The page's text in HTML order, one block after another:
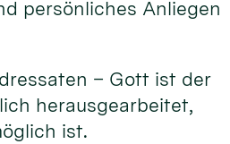
persönliches Anliegen
– Gott ist der
herausgearbeitet,
ist.